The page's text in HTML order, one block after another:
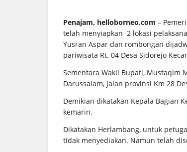
Penajam, helloborneo.com –
telah menyiapkan 2 lokasi
Yusran Aspar dan rombongan
pariwisata Rt. 04 Desa Sidorejo
Sementara Wakil Bupati, Mustaqim
Darussalam, Jalan provinsi Km 28
Demikian dikatakan Kepala Bagian
kemarin.
Dikatakan Herlambang, untuk
tidak menyediakan. Namun telah